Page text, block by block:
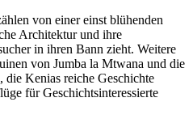
von einer einst blühenden
Architektur und ihre
in ihren Bann zieht. Weitere
von Jumba la Mtwana und die
die Kenias reiche Geschichte
für Geschichtsinteressierte